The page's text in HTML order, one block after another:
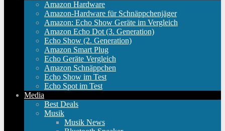
Amazon Hardware
Amazon-Hardware für Schnäppchenjäger
Amazon: Echo Show Geräte im Vergleich
Amazon Echo Dot (3. Generation)
Echo Show (2. Generation)
Amazon Smart Plug
Echo Geräte Vergleich
Amazon Schnäppchen
Echo Show im Test
Echo Spot im Test
Media
Best Deals
Musik
Musik News